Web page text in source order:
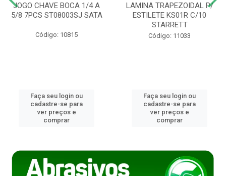
JOGO CHAVE BOCA 1/4 A
5/8 7PCS ST08003SJ SATA
Código: 10815
Faça seu login ou
cadastre-se para
ver preços e
comprar
LAMINA TRAPEZOIDAL P/
ESTILETE KS01R C/10
STARRETT
Código: 11033
Faça seu login ou
cadastre-se para
ver preços e
comprar